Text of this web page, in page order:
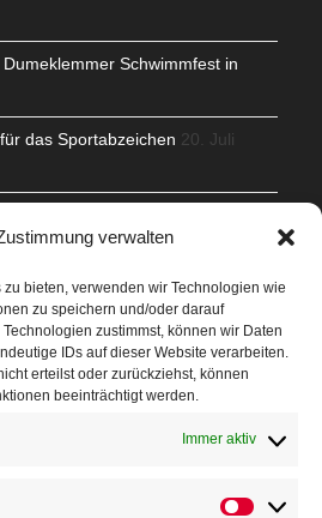
verwalten
bieten, verwenden wir Technologien wie
zu speichern und/oder darauf
zustimmst, können wir Daten
IDs auf dieser Website verarbeiten.
erteilst oder zurückziehst, können
beeinträchtigt werden.
Immer aktiv
Schwimmfest in
das Sportabzeichen 20. Juli